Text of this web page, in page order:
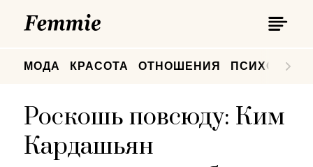
МОДА КРАСОТА ОТНОШЕНИЯ
Роскошь повсюду: Ким
Кардашьян